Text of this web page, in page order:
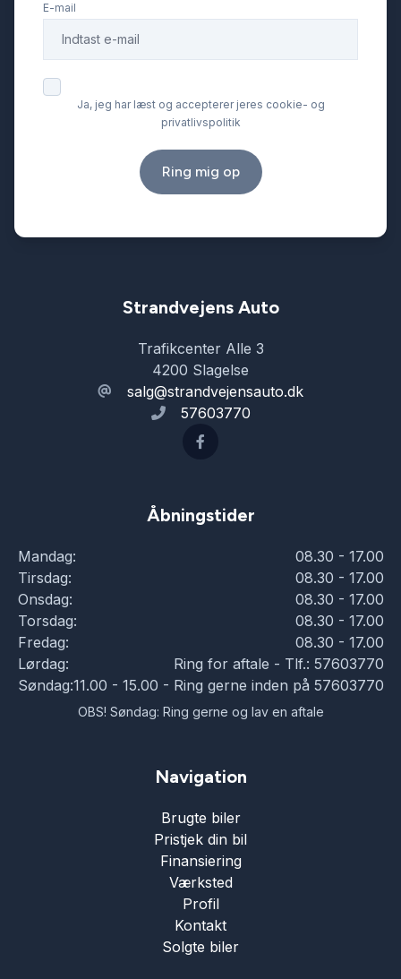
E-mail
Ja, jeg har læst og accepterer jeres cookie- og
privatlivspolitik
Ring mig op
Strandvejens Auto
Trafikcenter Alle 3
4200 Slagelse
salg@strandvejensauto.dk
57603770
Åbningstider
Mandag:
08.30 - 17.00
Tirsdag:
08.30 - 17.00
Onsdag:
08.30 - 17.00
Torsdag:
08.30 - 17.00
Fredag:
08.30 - 17.00
Lørdag:
Ring for aftale - Tlf.: 57603770
Søndag:11.00 - 15.00 - Ring gerne inden på 57603770
OBS! Søndag: Ring gerne og lav en aftale
Navigation
Brugte biler
Pristjek din bil
Finansiering
Værksted
Profil
Kontakt
Solgte biler